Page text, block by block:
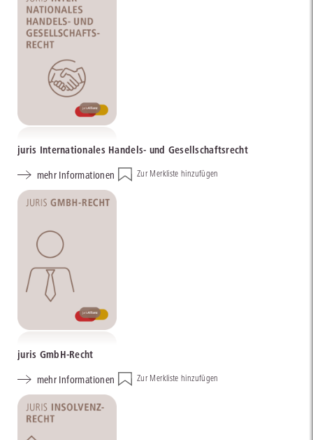
juris Internationales Handels- und Gesellschaftsrecht
mehr Informationen
Zur Merkliste hinzufügen
juris GmbH-Recht
mehr Informationen
Zur Merkliste hinzufügen